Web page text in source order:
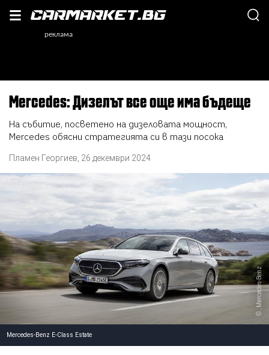
Mercedes: Дизелът все още има бъдеще
На събитие, посветено на дизеловата мощност,
Mercedes обясни стратегията си в тази посока
Пламен Георгиев 26 декември 2024
, Mercedes-Benz
Mercedes-Benz E-Class Estate